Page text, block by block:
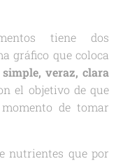
tiene dos
gráfico que coloca
veraz, clara
el objetivo de que
de tomar
nutrientes que por